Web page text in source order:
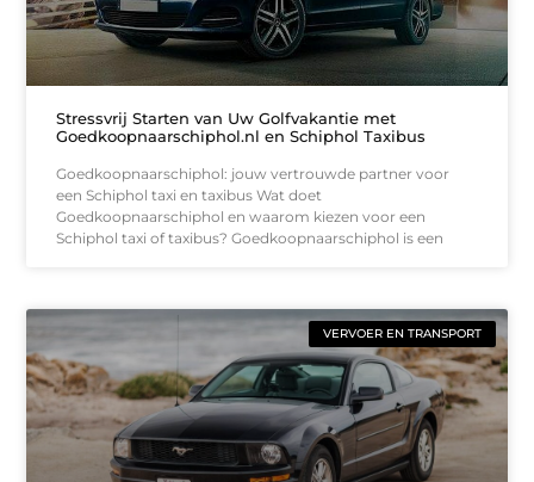
Stressvrij Starten van Uw Golfvakantie met
Goedkoopnaarschiphol.nl en Schiphol Taxibus
Goedkoopnaarschiphol: jouw vertrouwde partner voor
een Schiphol taxi en taxibus Wat doet
Goedkoopnaarschiphol en waarom kiezen voor een
Schiphol taxi of taxibus? Goedkoopnaarschiphol is een
VERVOER EN TRANSPORT